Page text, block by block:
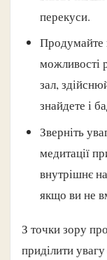
перекуси.
Продумайте
можливості
зал,
знайдете і
Зверніть
медитації
внутрішнє
якщо ви не
З точки зору
приділити